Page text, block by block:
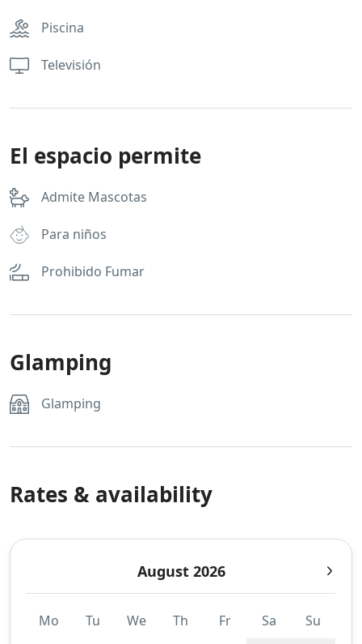
Piscina
Televisión
El espacio permite
Admite Mascotas
Para niños
Prohibido Fumar
Glamping
Glamping
Rates & availability
August 2026
Mo Tu We Th Fr Sa Su